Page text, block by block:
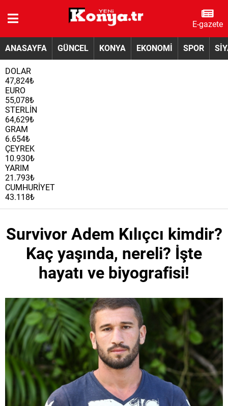
E-gazete
ANASAYFA GÜNCEL KONYA EKONOMİ SPOR
DOLAR
47,824₺
EURO
55,078₺
STERLİN
64,629₺
GRAM
6.654₺
ÇEYREK
10.930₺
YARIM
21.793₺
CUMHURİYET
43.118₺
Survivor Adem Kılıçcı kimdir?
Kaç yaşında, nereli? İşte
hayatı ve biyografisi!